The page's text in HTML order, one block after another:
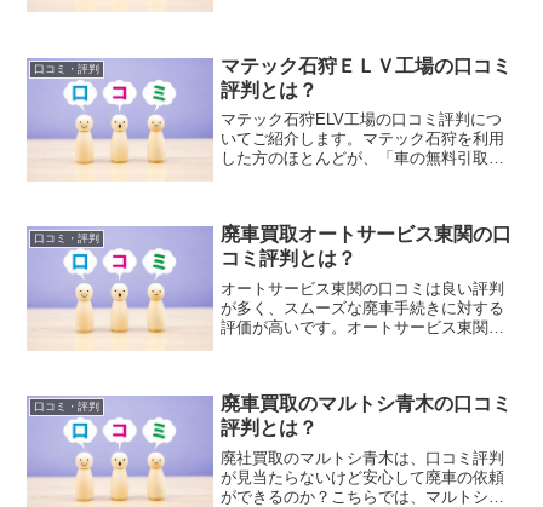
ミ評判をインターネットにて情報収集し
まとめましたのでご紹介します。
口コミ・評判
マテック石狩ＥＬＶ工場の口コミ
評判とは？
マテック石狩ELV工場の口コミ評判につ
いてご紹介します。マテック石狩を利用
した方のほとんどが、「車の無料引取り
す。また、車の引取りから廃車手続きま
で無料で対応してくれるので、手間なく
簡単に車を処分することができたという
声も多いです。
口コミ・評判
廃車買取オートサービス東関の口
コミ評判とは？
オートサービス東関の口コミは良い評判
が多く、スムーズな廃車手続きに対する
評価が高いです。オートサービス東関は
ることが出来ます。オートサービス東関
を利用されたユーザーさんはスムーズな
手続きに対して評価しています。
口コミ・評判
廃車買取のマルトシ青木の口コミ
評判とは？
廃社買取のマルトシ青木は、口コミ評判
が見当たらないけど安心して廃車の依頼
ができるのか？こちらでは、マルトシ青